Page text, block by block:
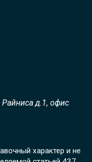
Райниса д.1, офис
характер и не